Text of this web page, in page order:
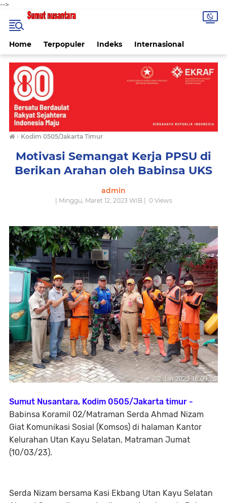
-->
Home Terpopuler Indeks Internasional
› Kodim 0505/Jakarta Timur
Motivasi Semangat Kerja PPSU di
Berikan Arahan oleh Babinsa UKS
admin
| Minggu, Maret 12, 2023 WIB | 0Views
Sumut Nusantara, Kodim 0505/Jakarta timur -
Babinsa Koramil 02/Matraman Serda Ahmad Nizam
Giat Komunikasi Sosial (Komsos) di halaman Kantor
Kelurahan Utan Kayu Selatan, Matraman Jumat
(10/03/23).
Serda Nizam bersama Kasi Ekbang Utan Kayu Selatan